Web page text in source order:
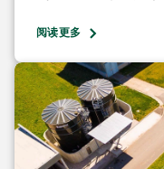
阅读更多